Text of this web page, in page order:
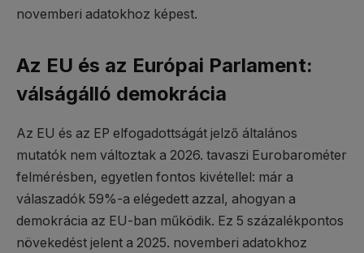
novemberi adatokhoz képest.
Az EU és az Európai Parlament:
válságálló demokrácia
Az EU és az EP elfogadottságát jelző általános
mutatók nem változtak a 2026. tavaszi Eurobarométer
felmérésben, egyetlen fontos kivétellel: már a
válaszadók 59%-a elégedett azzal, ahogyan a
demokrácia az EU-ban működik. Ez 5 százalékpontos
növekedést jelent a 2025. novemberi adatokhoz